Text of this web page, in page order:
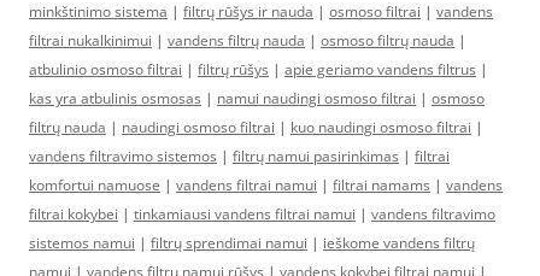
minkštinimo sistema | filtrų rūšys ir nauda | osmoso filtrai | vandens
filtrai nukalkinimui | vandens filtrų nauda | osmoso filtrų nauda |
atbulinio osmoso filtrai | filtrų rūšys | apie geriamo vandens filtrus |
kas yra atbulinis osmosas | namui naudingi osmoso filtrai | osmoso
filtrų nauda | naudingi osmoso filtrai | kuo naudingi osmoso filtrai |
vandens filtravimo sistemos | filtrų namui pasirinkimas | filtrai
komfortui namuose | vandens filtrai namui | filtrai namams | vandens
filtrai kokybei | tinkamiausi vandens filtrai namui | vandens filtravimo
sistemos namui | filtrų sprendimai namui | ieškome vandens filtrų
namui | vandens filtrų namui rūšys | vandens kokybei filtrai namui |